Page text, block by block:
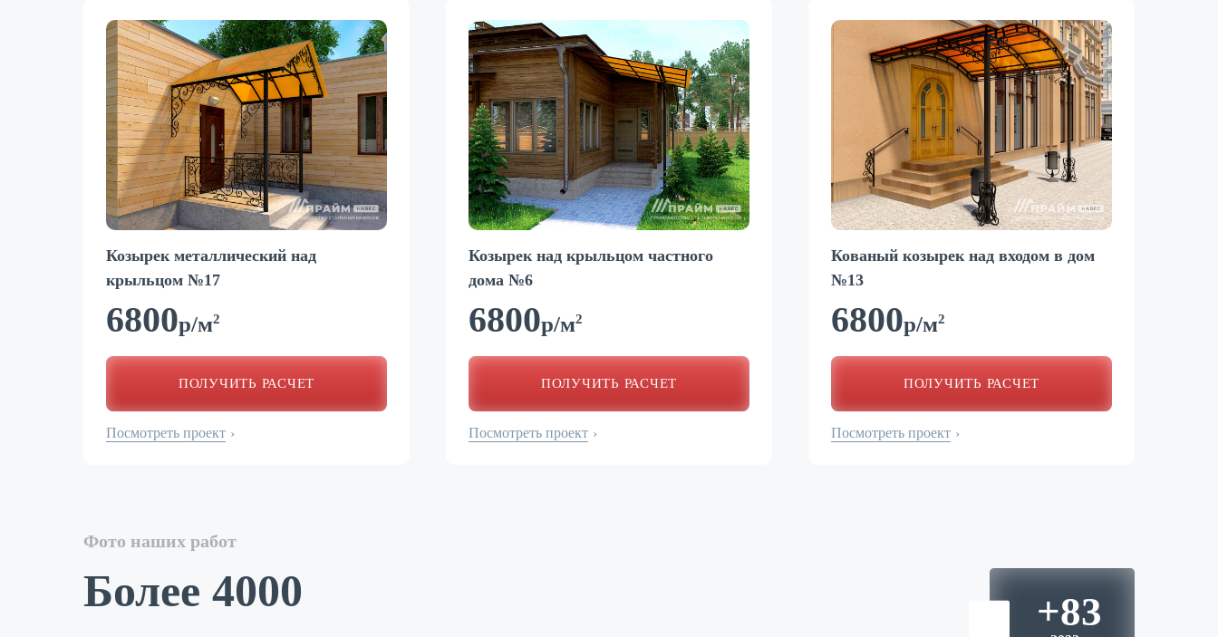
Козырек металлический над
крыльцом №17
6800р/м2
ПОЛУЧИТЬ РАСЧЕТ
Посмотреть проект ›
Козырек над крыльцом частного
дома №6
6800р/м2
ПОЛУЧИТЬ РАСЧЕТ
Посмотреть проект ›
Кованый козырек над входом в дом
№13
6800р/м2
ПОЛУЧИТЬ РАСЧЕТ
Посмотреть проект ›
Фото наших работ
Более 4000
+83